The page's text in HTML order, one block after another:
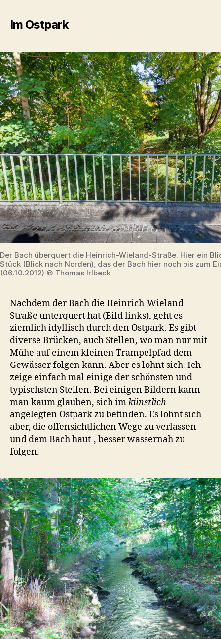
Im Ostpark
Der Bach überquert die Heinrich-Wieland-Straße. Hier ein
Stück (Blick nach Norden), das der Bach hier noch bis zum
(06.10.2012) © Thomas Irlbeck
Nachdem der Bach die Heinrich-Wieland-
Straße unterquert hat (Bild links), geht es
ziemlich idyllisch durch den Ostpark. Es gibt
diverse Brücken, auch Stellen, wo man nur mit
Mühe auf einem kleinen Trampelpfad dem
Gewässer folgen kann. Aber es lohnt sich. Ich
zeige einfach mal einige der schönsten und
typischsten Stellen. Bei einigen Bildern kann
man kaum glauben, sich imkünstlich
angelegten Ostpark zu befinden. Es lohnt sich
aber, die offensichtlichen Wege zu verlassen
und dem Bach haut-, besser wassernah zu
folgen.